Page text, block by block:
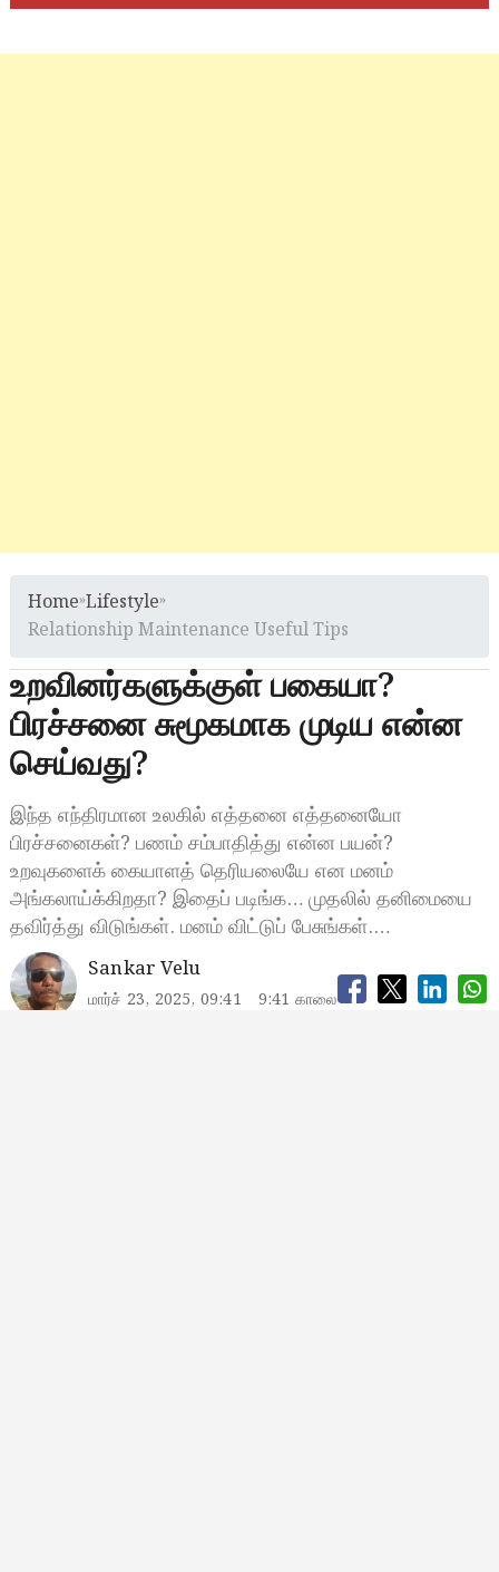
Home»Lifestyle»
Relationship Maintenance Useful Tips
உறவினர்களுக்குள் பகையா?
பிரச்சனை சுமூகமாக முடிய என்ன
செய்வது?
இந்த எந்திரமான உலகில் எத்தனை எத்தனையோ
பிரச்சனைகள்? பணம் சம்பாதித்து என்ன பயன்?
உறவுகளைக் கையாளத் தெரியலையே என மனம்
அங்கலாய்க்கிறதா? இதைப் படிங்க… முதலில் தனிமையை
தவிர்த்து விடுங்கள். மனம் விட்டுப் பேசுங்கள்.…
Sankar Velu
மார்ச் 23, 2025, 09:41 9:41 காலை